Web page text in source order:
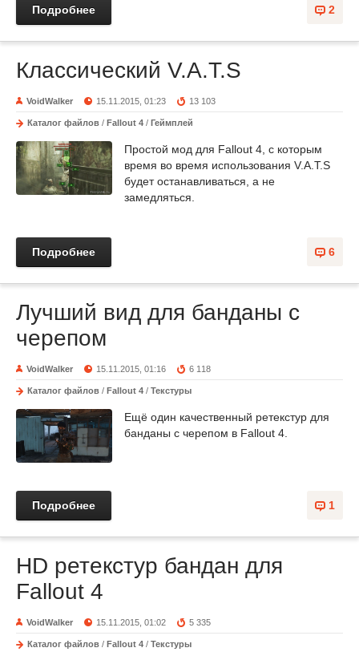
2
Подробнее
Классический V.A.T.S
VoidWalker 15.11.2015, 01:23 13 103
Каталог файлов / Fallout 4 / Геймплей
Простой мод для Fallout 4, с которым
время во время использования V.A.T.S
будет останавливаться, а не
замедляться.
6
Подробнее
Лучший вид для банданы с
черепом
VoidWalker 15.11.2015, 01:16 6 118
Каталог файлов / Fallout 4 / Текстуры
Ещё один качественный ретекстур для
банданы с черепом в Fallout 4.
1
Подробнее
HD ретекстур бандан для
Fallout 4
VoidWalker 15.11.2015, 01:02 5 335
Каталог файлов / Fallout 4 / Текстуры